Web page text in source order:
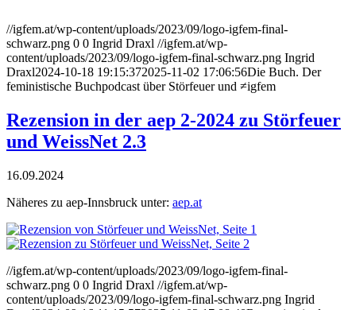
//igfem.at/wp-content/uploads/2023/09/logo-igfem-final-
schwarz.png 0 0 Ingrid Draxl //igfem.at/wp-
content/uploads/2023/09/logo-igfem-final-schwarz.png Ingrid
Draxl2024-10-18 19:15:372025-11-02 17:06:56Die Buch. Der
feministische Buchpodcast über Störfeuer und ≠igfem
Rezension in der aep 2-2024 zu Störfeuer
und WeissNet 2.3
16.09.2024
Näheres zu aep-Innsbruck unter: aep.at
//igfem.at/wp-content/uploads/2023/09/logo-igfem-final-
schwarz.png 0 0 Ingrid Draxl //igfem.at/wp-
content/uploads/2023/09/logo-igfem-final-schwarz.png Ingrid